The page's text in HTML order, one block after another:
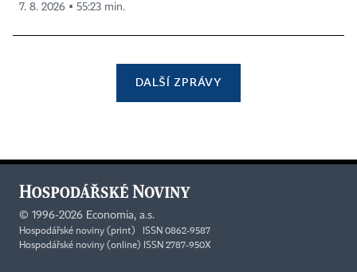
7. 8. 2026 ▪ 55:23 min.
DALŠÍ ZPRÁVY
© 1996-2026 Economia, a.s.
Hospodářské noviny (print) ISSN 0862-9587
Hospodářské noviny (online) ISSN 2787-950X